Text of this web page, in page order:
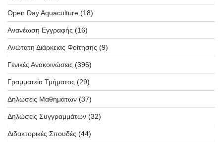
Open Day Aquaculture (18)
Ανανέωση Εγγραφής (16)
Ανώτατη Διάρκειας Φοίτησης (9)
Γενικές Ανακοινώσεις (396)
Γραμματεία Τμήματος (29)
Δηλώσεις Μαθημάτων (37)
Δηλώσεις Συγγραμμάτων (32)
Διδακτορικές Σπουδές (44)